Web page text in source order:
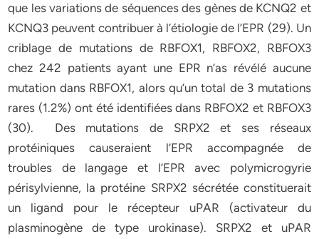
que les variations de séquences des gènes de KCNQ2 et
KCNQ3 peuvent contribuer à l’étiologie de l’EPR (29). Un
criblage de mutations de RBFOX1, RBFOX2, RBFOX3
chez 242 patients ayant une EPR n’as révélé aucune
mutation dans RBFOX1, alors qu’un total de 3 mutations
rares (1.2%) ont été identifiées dans RBFOX2 et RBFOX3
(30). Des mutations de SRPX2 et ses réseaux
protéiniques causeraient l’EPR accompagnée de
troubles de langage et l’EPR avec polymicrogyrie
périsylvienne, la protéine SRPX2 sécrétée constituerait
un ligand pour le récepteur uPAR (activateur du
plasminogène de type urokinase). SRPX2 et uPAR